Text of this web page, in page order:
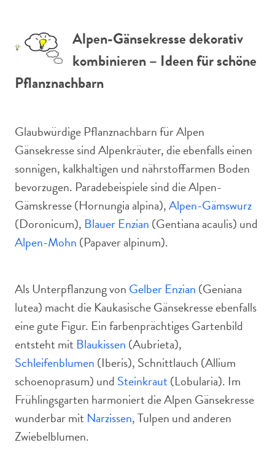
Alpen-Gänsekresse dekorativ
kombinieren – Ideen für schöne
Pflanznachbarn
Glaubwürdige Pflanznachbarn für Alpen
Gänsekresse sind Alpenkräuter, die ebenfalls einen
sonnigen, kalkhaltigen und nährstoffarmen Boden
bevorzugen. Paradebeispiele sind die Alpen-
Gämskresse (Hornungia alpina),Alpen-Gämswurz
(Doronicum), Blauer Enzian (Gentiana acaulis) und
Alpen-Mohn (Papaver alpinum).
Als Unterpflanzung von Gelber Enzian (Geniana
lutea) macht die Kaukasische Gänsekresse ebenfalls
eine gute Figur. Ein farbenprächtiges Gartenbild
entsteht mit Blaukissen (Aubrieta),
Schleifenblumen (Iberis), Schnittlauch (Allium
schoenoprasum) und Steinkraut(Lobularia). Im
Frühlingsgarten harmoniert die Alpen Gänsekresse
wunderbar mit Narzissen, Tulpen und anderen
Zwiebelblumen.